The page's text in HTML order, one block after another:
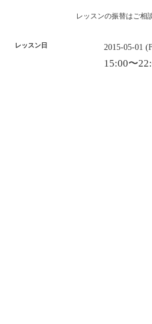
レッスンの振替はご相
レッスン日 2015-05-01
15:00〜